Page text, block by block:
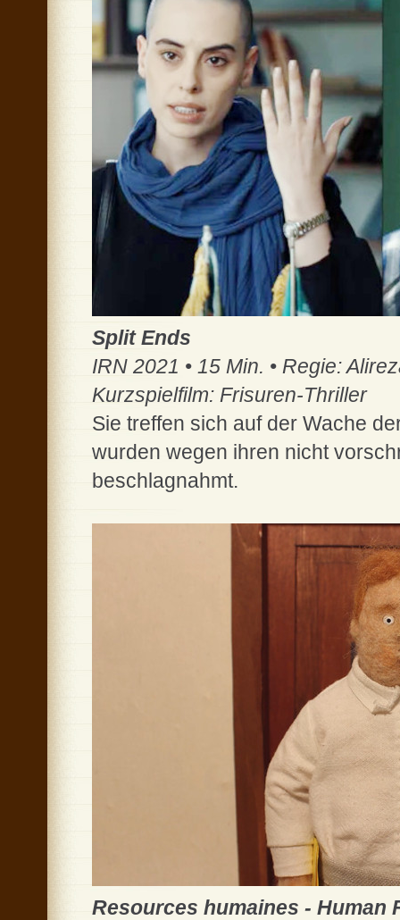
Split Ends
IRN 2021 • 15 Min. • Regie:
Kurzspielfilm: Frisuren-Thriller
Sie treffen sich auf der Wache
wurden wegen ihren nicht
beschlagnahmt.
Resources humaines - Human